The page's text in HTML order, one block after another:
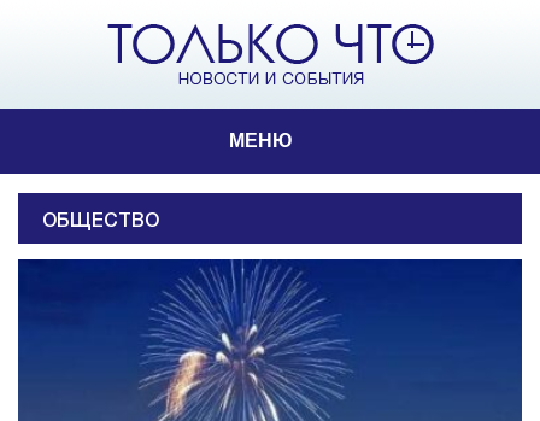
МЕНЮ
ОБЩЕСТВО